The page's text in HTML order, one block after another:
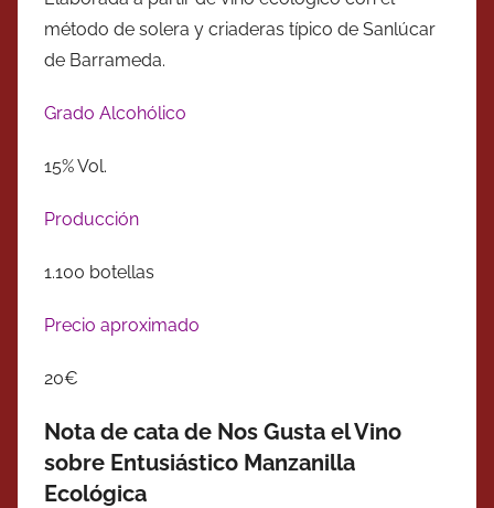
método de solera y criaderas típico de Sanlúcar
de Barrameda.
Grado Alcohólico
15% Vol.
Producción
1.100 botellas
Precio aproximado
20€
Nota de cata de Nos Gusta el Vino
sobre Entusiástico Manzanilla
Ecológica